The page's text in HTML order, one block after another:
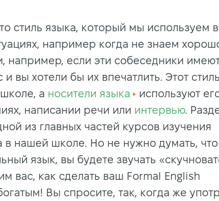
стиль языка, который мы используем в
например когда не знаем
например, если эти собеседники
и вы хотели бы их впечатлить. Этот
а носители языка
используют
написании речи или интервью.
из главных частей курсов изучения
в нашей школе. Но не нужно думать, что
язык, вы будете звучать
вас, как сделать ваш Formal English
Вы спросите, так, когда же